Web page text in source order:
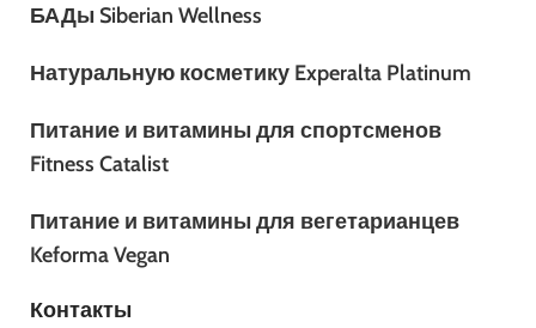
БАДы Siberian Wellness
Натуральную косметику Experalta Platinum
Питание и витамины для спортсменов
Fitness Catalist
Питание и витамины для вегетарианцев
Keforma Vegan
Контакты